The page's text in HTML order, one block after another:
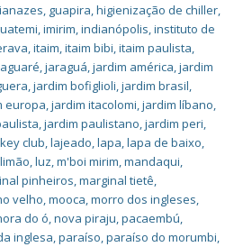
, guapira,higienização de chiller,
,imirim,indianópolis,instituto de
,itaim,itaim bibi,itaim paulista,
,jaraguá,jardim américa,jardim
,jardim bofiglioli,jardim brasil,
europa,jardim itacolomi,jardim líbano,
,jardim paulistano,jardim peri,
club,lajeado,lapa,lapa de baixo,
limão,luz,m'boi mirim,mandaqui,
pinheiros,marginal tietê,
velho,mooca,morro dos ingleses,
do ó,nova piraju,pacaembú,
inglesa,paraíso,paraíso do morumbi,